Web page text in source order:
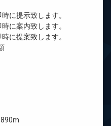
に提示致します。
に案内致します。
に提案致します。